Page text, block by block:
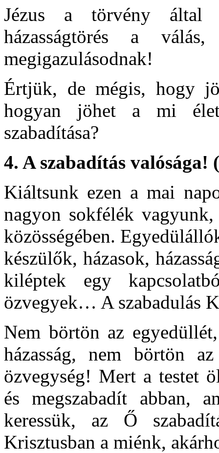
Jézus a törvény által
házasságtörés a
megigazulásodnak!
Értjük, de mégis, hogy
hogyan jöhet a mi
szabadítása?
4. A szabadítás
Kiáltsunk ezen a mai
nagyon sokfélék
közösségében.
készülők, házasok,
kiléptek egy
özvegyek… A szabadulás
Nem börtön az
házasság, nem börtön
özvegység! Mert a testet
és megszabadít abban,
keressük, az Ő
Krisztusban a miénk,